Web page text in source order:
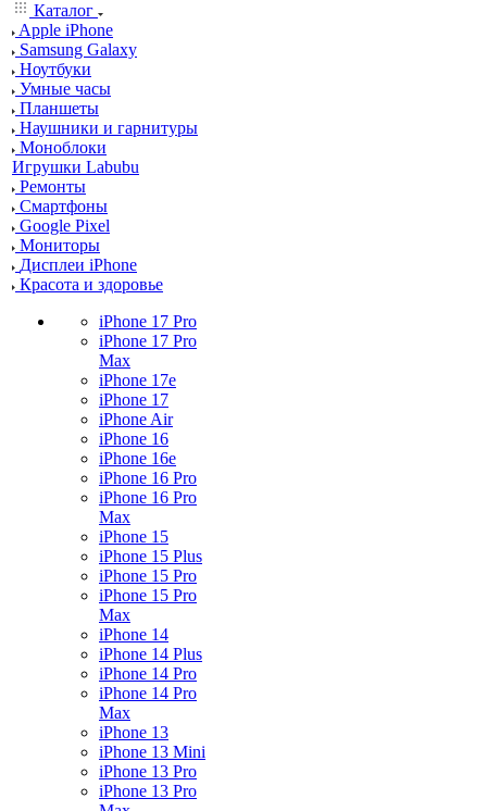
Каталог
Apple iPhone
Samsung Galaxy
Ноутбуки
Умные часы
Планшеты
Наушники и гарнитуры
Моноблоки
Игрушки Labubu
Ремонты
Смартфоны
Google Pixel
Мониторы
Дисплеи iPhone
Красота и здоровье
iPhone 17 Pro
iPhone 17 Pro
Max
iPhone 17e
iPhone 17
iPhone Air
iPhone 16
iPhone 16e
iPhone 16 Pro
iPhone 16 Pro
Max
iPhone 15
iPhone 15 Plus
iPhone 15 Pro
iPhone 15 Pro
Max
iPhone 14
iPhone 14 Plus
iPhone 14 Pro
iPhone 14 Pro
Max
iPhone 13
iPhone 13 Mini
iPhone 13 Pro
iPhone 13 Pro